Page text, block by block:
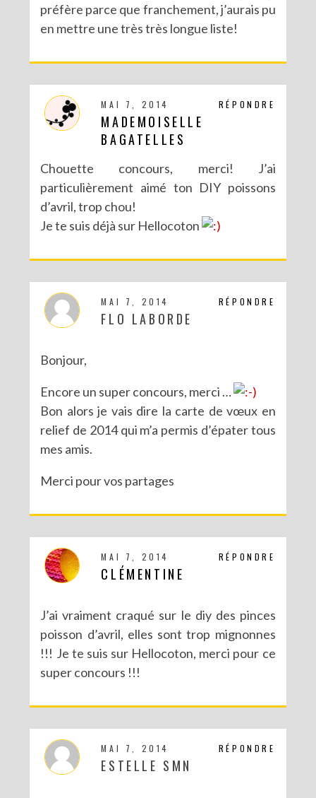
préfère parce que franchement, j’aurais pu
en mettre une très très longue liste!
RÉPONDRE
MAI 7, 2014
MADEMOISELLE
BAGATELLES
Chouette concours, merci! J’ai
particulièrement aimé ton DIY poissons
d’avril, trop chou!
Je te suis déjà sur Hellocoton
RÉPONDRE
MAI 7, 2014
FLO LABORDE
Bonjour,
Encore un super concours, merci …
Bon alors je vais dire la carte de vœux en
relief de 2014 qui m’a permis d’épater tous
mes amis.
Merci pour vos partages
RÉPONDRE
MAI 7, 2014
CLÉMENTINE
J’ai vraiment craqué sur le diy des pinces
poisson d’avril, elles sont trop mignonnes
!!! Je te suis sur Hellocoton, merci pour ce
super concours !!!
RÉPONDRE
MAI 7, 2014
ESTELLE SMN